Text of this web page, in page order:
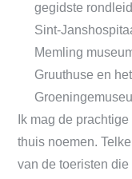
gegidste
Sint-
Memling
Gruuthuse en het
Ik mag de
thuis noemen.
van de toeristen